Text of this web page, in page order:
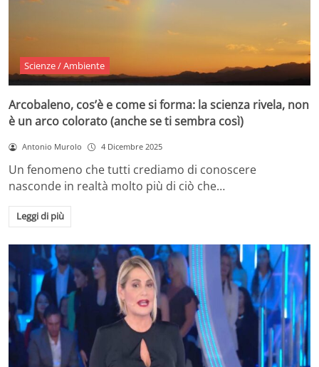
Scienze / Ambiente
Arcobaleno, cos’è e come si forma: la scienza rivela, non
è un arco colorato (anche se ti sembra così)
Antonio Murolo 4 Dicembre 2025
Un fenomeno che tutti crediamo di conoscere
nasconde in realtà molto più di ciò che…
Leggi di più